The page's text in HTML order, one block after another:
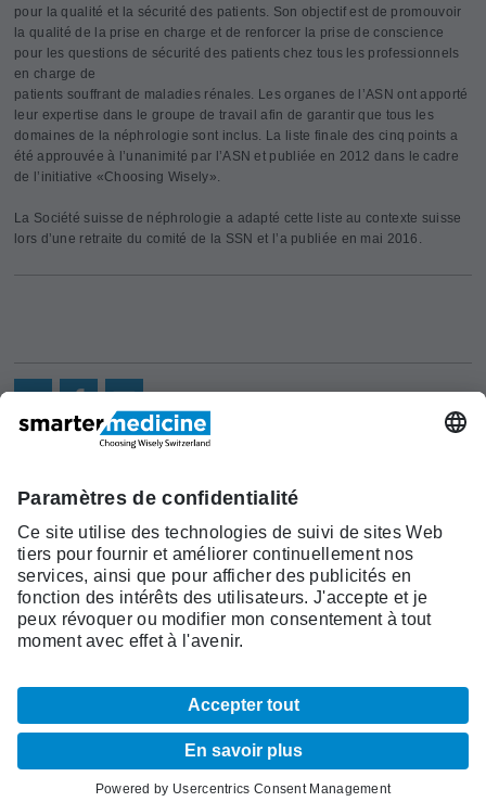
pour la qualité et la sécurité des patients. Son objectif est de promouvoir
la qualité de la prise en charge et de renforcer la prise de conscience
pour les questions de sécurité des patients chez tous les professionnels
en charge de
patients souffrant de maladies rénales. Les organes de l’ASN ont apporté
leur expertise dans le groupe de travail afin de garantir que tous les
domaines de la néphrologie sont inclus. La liste finale des cinq points a
été approuvée à l’unanimité par l’ASN et publiée en 2012 dans le cadre
de l’initiative «Choosing Wisely».
La Société suisse de néphrologie a adapté cette liste au contexte suisse
lors d’une retraite du comité de la SSN et l’a publiée en mai 2016.
smarter
medicine?
Liste Top 5
Recherche
Contact
c/o Société Suisse de Médécine
Interne Générale
Monbijoustrasse 43, Case postale,
3001 Berne
Tél. +41 31 370 40 00, Fax +41 31
370 40 19
smartermedicine@sgaim.ch
Mentions légales CCG
Indications légales
Carte du site
Paramètres des cookies